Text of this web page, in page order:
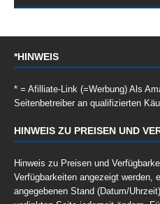
*HINWEIS
* = Afilliate-Link (=Werbung) Als
Seitenbetreiber an qualifizierten
HINWEIS ZU PREISEN UND
Hinweis zu Preisen und
Verfügbarkeiten angezeigt werden,
angegebenen Stand (Datum/